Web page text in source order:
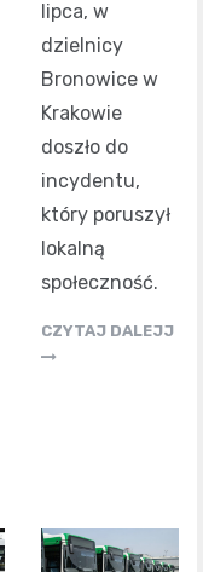
lipca, w
dzielnicy
Bronowice w
Krakowie
doszło do
incydentu,
który poruszył
lokalną
społeczność.
CZYTAJ DALEJJ